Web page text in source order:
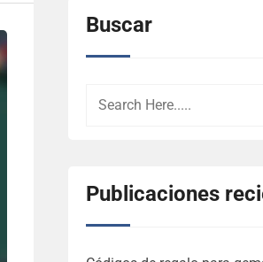
Buscar
Publicaciones